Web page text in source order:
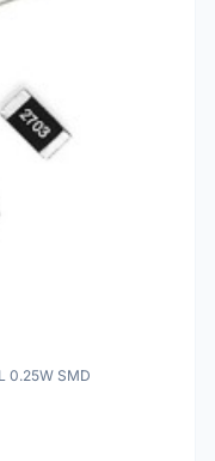
0.25W SMD